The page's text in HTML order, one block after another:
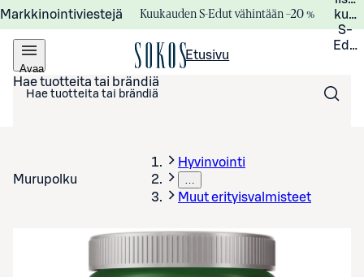
Markkinointiviestejä Kuukauden S-Edut vähintään –20 %
S-
Avaa
valikko
Etusivu
Hae tuotteita tai brändiä
Murupolku
Hyvinvointi
…
Muut erityisvalmisteet